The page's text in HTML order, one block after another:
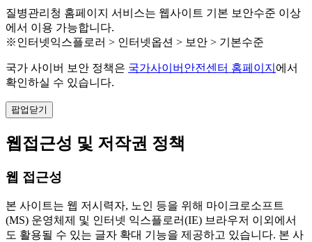
질병관리청 홈페이지 서비스는 웹사이트 기본 보안수준 이상
에서 이용 가능합니다.
※인터넷익스플로러 > 인터넷옵션 > 보안 > 기본수준
국가 사이버 보안 정책은 국가사이버안전센터 홈페이지 에서
확인하실 수 있습니다.
팝업닫기
웹접근성 및 저작권 정책
웹 접근성
본 사이트는 웹 저시력자, 노인 등을 위해 마이크로소프트
(MS) 운영체제 및 인터넷 익스플로러(IE) 브라우저 이외에서
도 활용될 수 있는 글자 확대 기능을 제공하고 있습니다. 본 사